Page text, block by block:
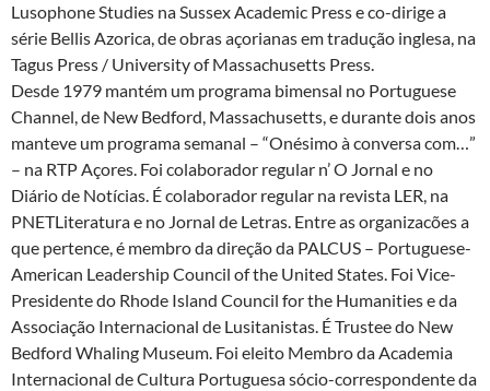
Lusophone Studies na Sussex Academic Press e co-dirige a
série Bellis Azorica, de obras açorianas em tradução inglesa, na
Tagus Press / University of Massachusetts Press.
Desde 1979 mantém um programa bimensal no Portuguese
Channel, de New Bedford, Massachusetts, e durante dois anos
manteve um programa semanal – “Onésimo à conversa com…”
– na RTP Açores. Foi colaborador regular n’ O Jornal e no
Diário de Notícias. É colaborador regular na revista LER, na
PNETLiteratura e no Jornal de Letras. Entre as organizacões a
que pertence, é membro da direção da PALCUS – Portuguese-
American Leadership Council of the United States. Foi Vice-
Presidente do Rhode Island Council for the Humanities e da
Associação Internacional de Lusitanistas. É Trustee do New
Bedford Whaling Museum. Foi eleito Membro da Academia
Internacional de Cultura Portuguesa sócio-correspondente da